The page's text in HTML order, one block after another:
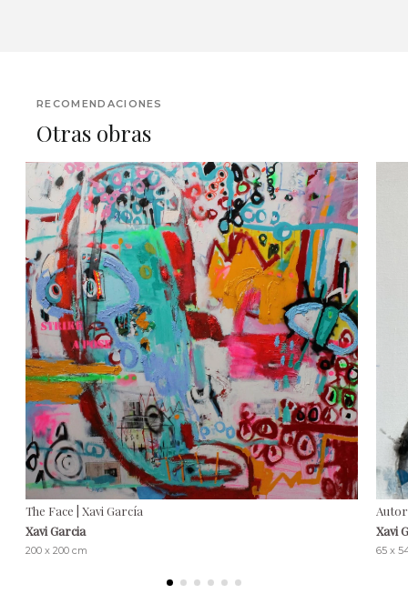
RECOMENDACIONES
Otras obras
The Face | Xavi García
Xavi Garcia
200 x 200 cm
Xavi
65 x